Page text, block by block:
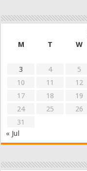
M
T W
3
4 5
10
11 12
17
18 19
24
25 26
31
« Jul